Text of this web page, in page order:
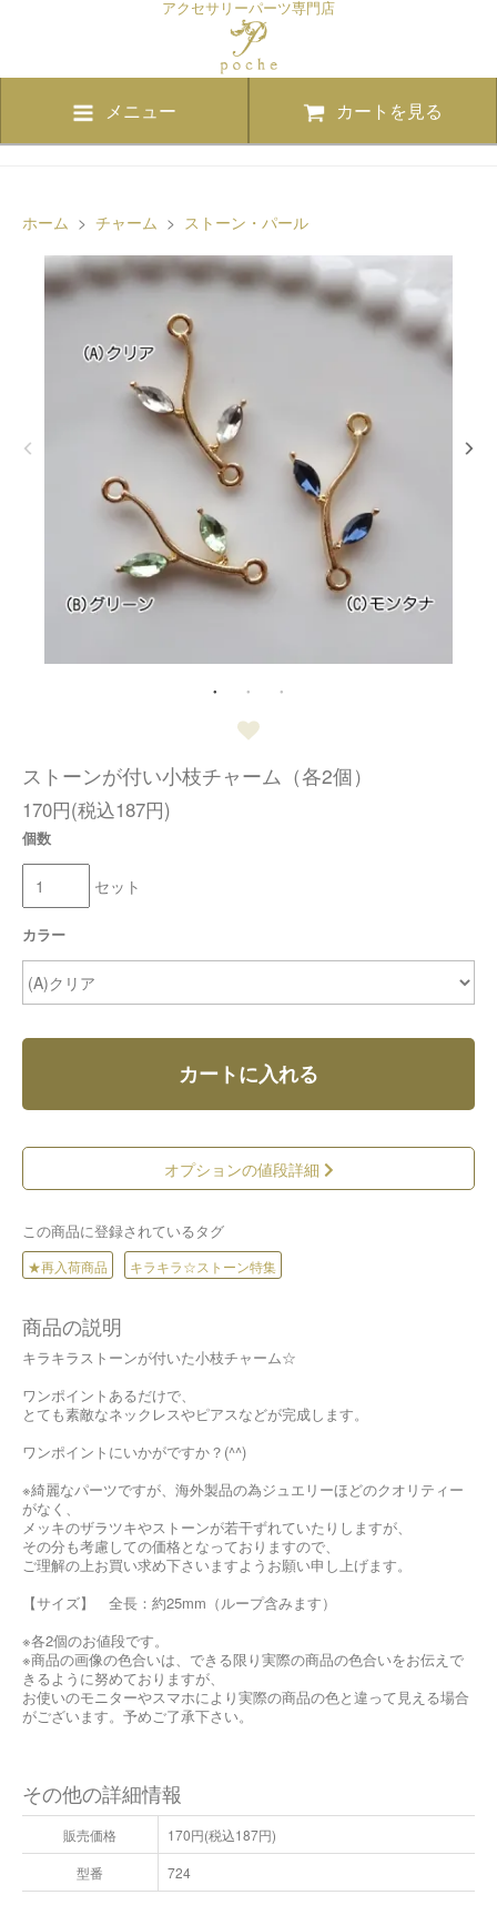
アクセサリーパーツ専門店
メニュー カートを見る
ホーム > チャーム > ストーン・パール
ストーンが付い小枝チャーム（各2個）
170円(税込187円)
個数
セット
カラー
カートに入れる
オプションの値段詳細
この商品に登録されているタグ
★再入荷商品 キラキラ☆ストーン特集
商品の説明
キラキラストーンが付いた小枝チャーム☆
ワンポイントあるだけで、
とても素敵なネックレスやピアスなどが完成します。
ワンポイントにいかがですか？(^^)
※綺麗なパーツですが、海外製品の為ジュエリーほどのクオリティー
がなく、
メッキのザラツキやストーンが若干ずれていたりしますが、
その分も考慮しての価格となっておりますので、
ご理解の上お買い求め下さいますようお願い申し上げます。
【サイズ】 全長：約25mm（ループ含みます）
※各2個のお値段です。
※商品の画像の色合いは、できる限り実際の商品の色合いをお伝えで
きるように努めておりますが、
お使いのモニターやスマホにより実際の商品の色と違って見える場合
がございます。予めご了承下さい。
その他の詳細情報
販売価格
170円(税込187円)
型番
724